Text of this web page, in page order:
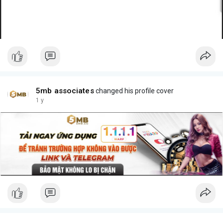
5mb associateschanged his profile cover
1 y